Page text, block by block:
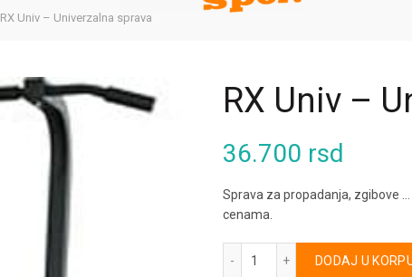
RX Univ – Univerzalna sprava
RX Univ –
36.700 rsd
Sprava za propadanja, zgibove
cenama.
DODAJ U
Alternative: